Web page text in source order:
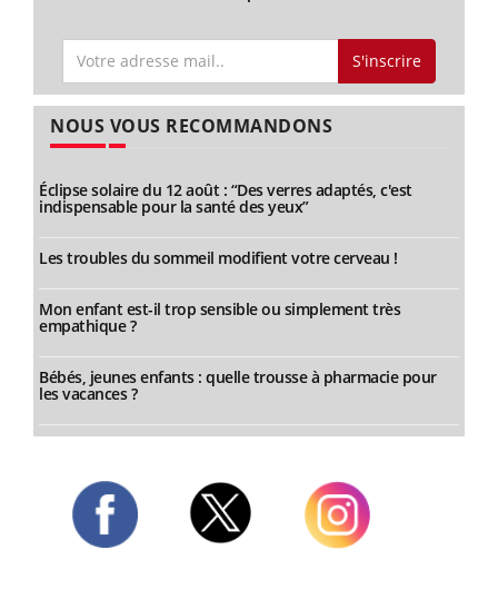
S'inscrire
NOUS VOUS RECOMMANDONS
Éclipse solaire du 12 août : “Des verres adaptés, c'est
indispensable pour la santé des yeux”
Les troubles du sommeil modifient votre cerveau !
Mon enfant est-il trop sensible ou simplement très
empathique ?
Bébés, jeunes enfants : quelle trousse à pharmacie pour
les vacances ?